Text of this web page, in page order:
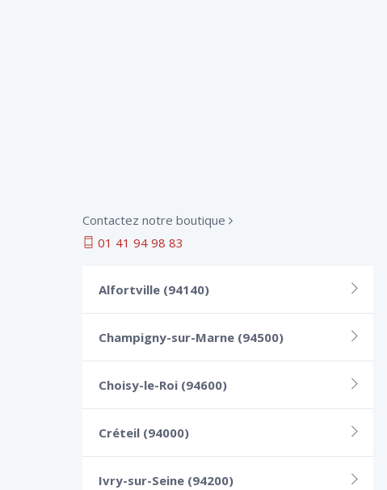
Contactez notre boutique
01 41 94 98 83
Alfortville (94140)
Champigny-sur-Marne (94500)
Choisy-le-Roi (94600)
Créteil (94000)
Ivry-sur-Seine (94200)